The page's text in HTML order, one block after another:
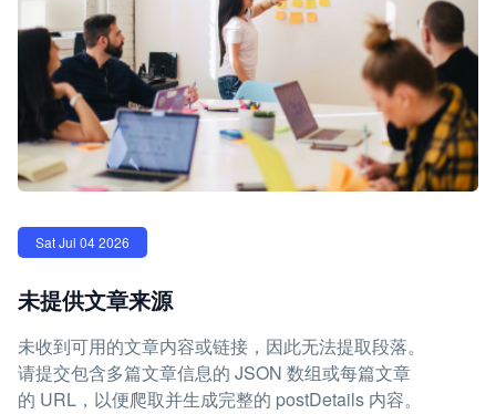
Sat Jul 04 2026
未提供文章来源
未收到可用的文章内容或链接，因此无法提取段落。
请提交包含多篇文章信息的 JSON 数组或每篇文章
的 URL，以便爬取并生成完整的 postDetails 内容。